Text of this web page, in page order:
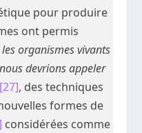
pour produire
ont permis
organismes vivants
devrions appeler
[27], des techniques
formes de
considérées comme